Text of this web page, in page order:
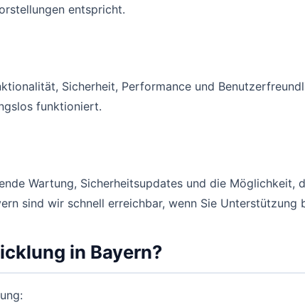
entspricht.
Sicherheit, Performance und
funktioniert.
Wartung, Sicherheitsupdates und die Möglichkeit,
sind wir schnell erreichbar, wenn Sie Unterstützung
in Bayern?